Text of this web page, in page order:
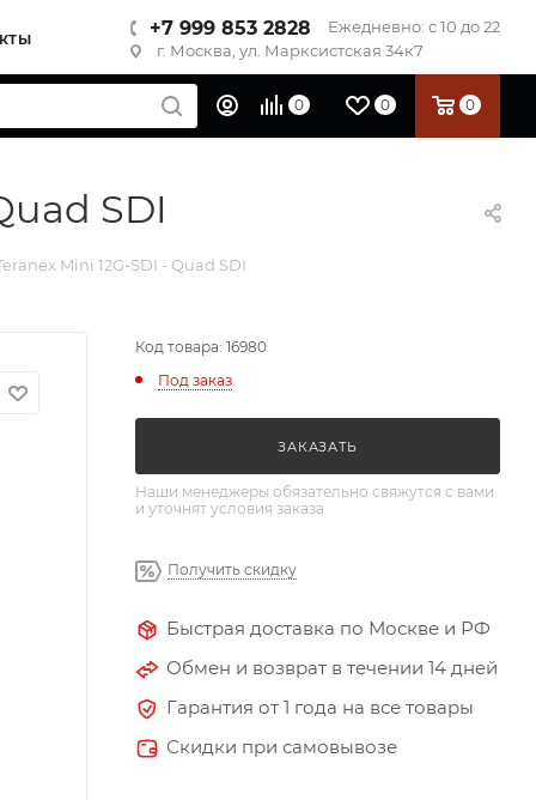
+7 999 853 2828
Ежедневно: с 10 до 22
г. Москва, ул. Марксистская 34к7
0 0 0
SDI
Mini 12G-SDI - Quad SDI
Код товара: 16980
Под заказ
ЗАКАЗАТЬ
Наши менеджеры обязательно свяжутся с вами
и уточнят условия заказа
Получить скидку
Быстрая доставка по Москве и РФ
Обмен и возврат в течении 14 дней
Гарантия от 1 года на все товары
Скидки при самовывозе